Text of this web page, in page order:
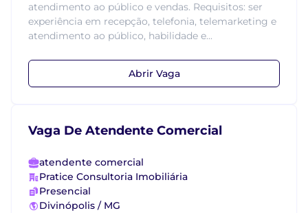
atendimento ao público e vendas. Requisitos: ser
experiência em recepção, telefonia, telemarketing e
atendimento ao público, habilidade e...
Abrir Vaga
Vaga De Atendente Comercial
atendente comercial
Pratice Consultoria Imobiliária
Presencial
Divinópolis / MG